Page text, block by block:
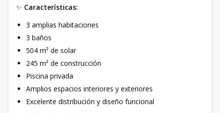
✨ Características:
3 amplias habitaciones
3 baños
504 m² de solar
245 m² de construcción
Piscina privada
Amplios espacios interiores y exteriores
Excelente distribución y diseño funcional